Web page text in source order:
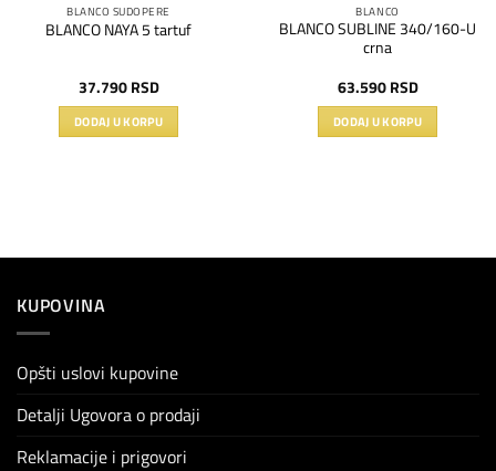
BLANCO SUDOPERE
BLANCO NAYA 5 tartuf
37.790 RSD
DODAJ U KORPU
BLANCO
BLANCO SUBLINE 340/160-U
crna
63.590 RSD
DODAJ U KORPU
KUPOVINA
Opšti uslovi kupovine
Detalji Ugovora o prodaji
Reklamacije i prigovori